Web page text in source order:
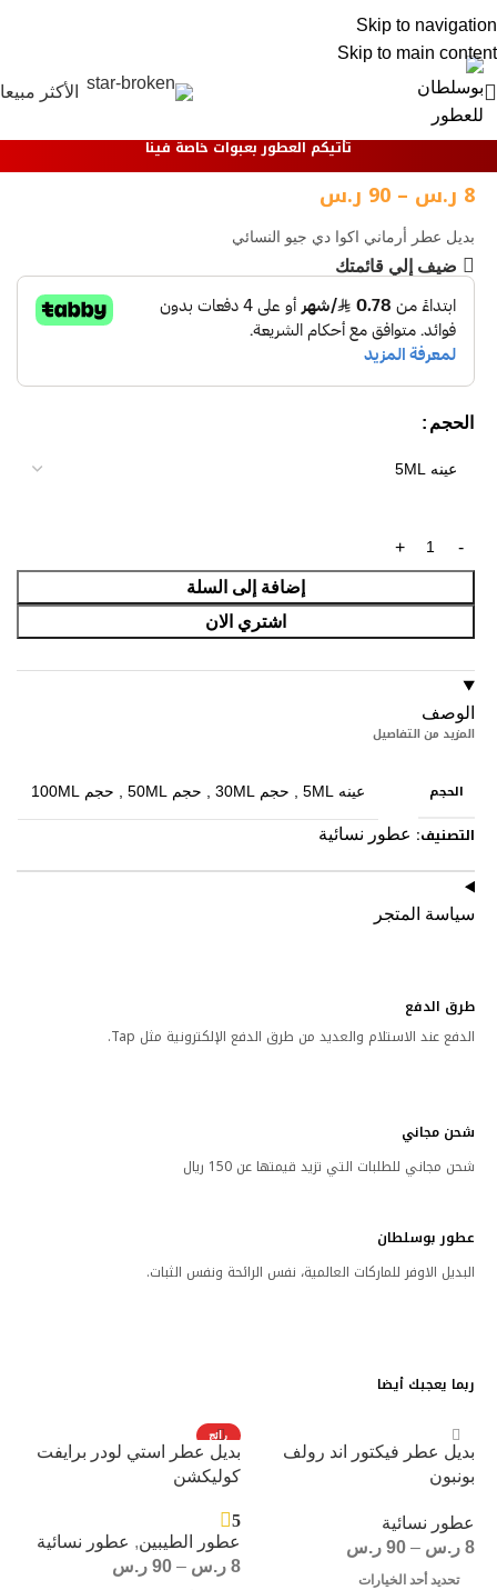
Skip to navigation
Skip to main content
الأكثر مبيعا
تأتيكم العطور بعبوات خاصة فينا
بديل عطر أرماني اكوا دي جيو النسائي
8 ر.س –
90 ر.س
ضيف إلي قائمتك
الحجم
إضافة إلى السلة
اشتري الان
الوصف
المزيد من التفاصيل
الحجم عينه 5ML , حجم 30ML , حجم 50ML , حجم 100ML
التصنيف: عطور نسائية
سياسة المتجر
طرق الدفع
الدفع عند الاستلام والعديد من طرق الدفع الإلكترونية مثل Tap.
شحن مجاني
شحن مجاني للطلبات التي تزيد قيمتها عن 150 ريال
عطور بوسلطان
البديل الاوفر للماركات العالمية، نفس الرائحة ونفس الثبات.
ربما يعجبك أيضا
بديل عطر فيكتور اند رولف
بونبون
عطور نسائية
8 ر.س –
90 ر.س
تحديد أحد الخيارات
رائج
بديل عطر استي لودر برايفت
كوليكشن
5
عطور الطيبين, عطور نسائية
8 ر.س –
90 ر.س